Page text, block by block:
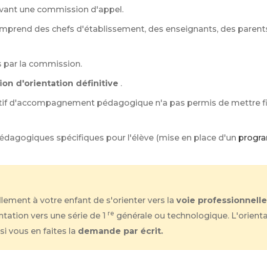
une commission d'appel.
des chefs d'établissement, des enseignants, des
par la commission.
d'orientation définitive .
d'accompagnement pédagogique n'a pas permis de mettre
spécifiques pour l'élève (mise en place d'un
à votre enfant de s'orienter vers la voie professionnelle
vers une série de 1 re générale ou technologique.
vous en faites la demande par écrit.